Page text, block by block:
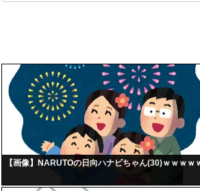
【画像】NARUTOの日向ハナビちゃん(30)ｗｗｗｗ